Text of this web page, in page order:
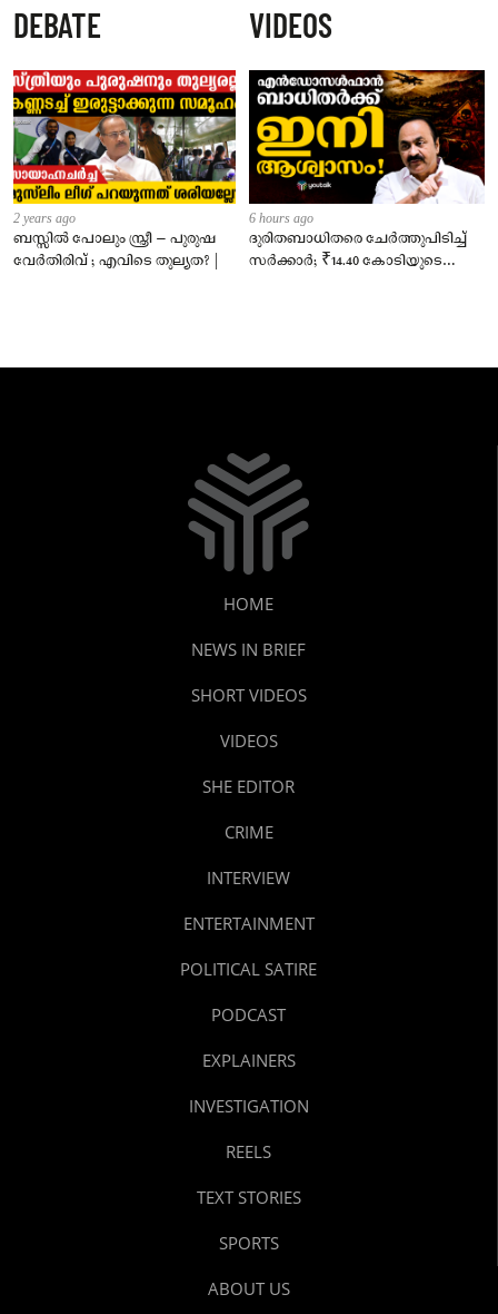
DEBATE
2 years ago
ബസ്സിൽ പോലും സ്ത്രീ – പുരുഷ
വേർതിരിവ് ; എവിടെ തുല്യത? |
VIDEOS
6 hours ago
ദുരിതബാധിതരെ ചേർത്തുപിടിച്ച്
സർക്കാർ; ₹14.40 കോടിയുടെ
HOME
NEWS IN BRIEF
SHORT VIDEOS
VIDEOS
SHE EDITOR
CRIME
INTERVIEW
ENTERTAINMENT
POLITICAL SATIRE
PODCAST
EXPLAINERS
INVESTIGATION
REELS
TEXT STORIES
SPORTS
ABOUT US